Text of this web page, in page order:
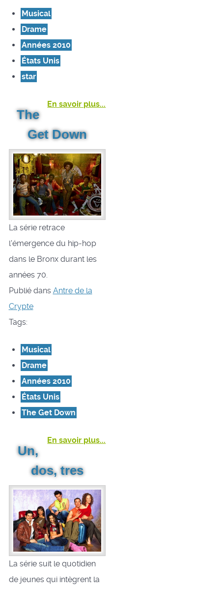
Musical
Drame
Années 2010
États Unis
star
En savoir plus...
The
Get Down
La série retrace
l'émergence du hip-hop
dans le Bronx durant les
années 70.
Publié dans Antre de la
Crypte
Tags:
Musical
Drame
Années 2010
États Unis
The Get Down
En savoir plus...
Un,
dos, tres
La série suit le quotidien
de jeunes qui intègrent la